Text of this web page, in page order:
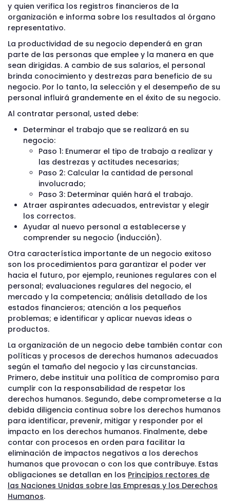
y quien verifica los registros financieros de la
organización e informa sobre los resultados al órgano
representativo.
La productividad de su negocio dependerá en gran
parte de las personas que emplee y la manera en que
sean dirigidas. A cambio de sus salarios, el personal
brinda conocimiento y destrezas para beneficio de su
negocio. Por lo tanto, la selección y el desempeño de su
personal influirá grandemente en el éxito de su negocio.
Al contratar personal, usted debe:
Determinar el trabajo que se realizará en su
negocio:
Paso 1: Enumerar el tipo de trabajo a realizar y
las destrezas y actitudes necesarias;
Paso 2: Calcular la cantidad de personal
involucrado;
Paso 3: Determinar quién hará el trabajo.
Atraer aspirantes adecuados, entrevistar y elegir
los correctos.
Ayudar al nuevo personal a establecerse y
comprender su negocio (inducción).
Otra característica importante de un negocio exitoso
son los procedimientos para garantizar el poder ver
hacia el futuro, por ejemplo, reuniones regulares con el
personal; evaluaciones regulares del negocio, el
mercado y la competencia; análisis detallado de los
estados financieros; atención a los pequeños
problemas; e identificar y aplicar nuevas ideas o
productos.
La organización de un negocio debe también contar con
políticas y procesos de derechos humanos adecuados
según el tamaño del negocio y las circunstancias.
Primero, debe instituir una política de compromiso para
cumplir con la responsabilidad de respetar los
derechos humanos. Segundo, debe comprometerse a la
debida diligencia continua sobre los derechos humanos
para identificar, prevenir, mitigar y responder por el
impacto en los derechos humanos. Finalmente, debe
contar con procesos en orden para facilitar la
eliminación de impactos negativos a los derechos
humanos que provocan o con los que contribuye. Estas
obligaciones se detallan en los Principios rectores de
las Naciones Unidas sobre las Empresas y los Derechos
Humanos.